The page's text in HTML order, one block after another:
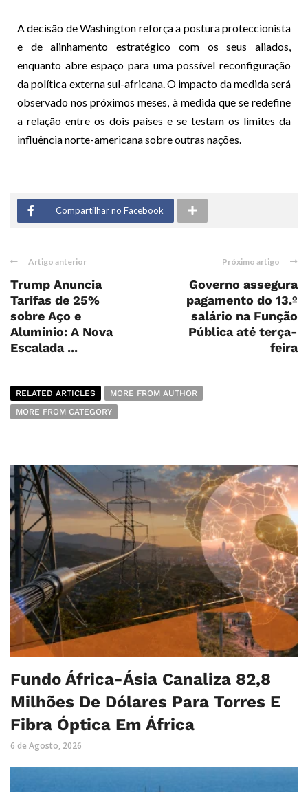
A decisão de Washington reforça a postura proteccionista
e de alinhamento estratégico com os seus aliados,
enquanto abre espaço para uma possível reconfiguração
da política externa sul-africana. O impacto da medida será
observado nos próximos meses, à medida que se redefine
a relação entre os dois países e se testam os limites da
influência norte-americana sobre outras nações.
Compartilhar no Facebook
Artigo anterior
Trump Anuncia
Tarifas de 25%
sobre Aço e
Alumínio: A Nova
Escalada ...
Próximo artigo
Governo assegura
pagamento do 13.º
salário na Função
Pública até terça-
feira
RELATED ARTICLES
MORE FROM AUTHOR
MORE FROM CATEGORY
Fundo África-Ásia Canaliza 82,8
Milhões De Dólares Para Torres E
Fibra Óptica Em África
6 de Agosto, 2026